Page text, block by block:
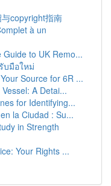
copyright指南
à un
to UK Remo...
บมือใหม่
Source for 6R ...
A Detai...
for Identifying...
la Ciudad : Su...
in Strength
Your Rights ...